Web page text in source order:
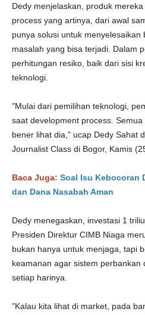
Dedy menjelaskan, produk
process yang artinya, dari awal
punya solusi untuk menyelesaikan
masalah yang bisa terjadi. Dalam
perhitungan resiko, baik dari sisi
teknologi.
"Mulai dari pemilihan teknologi,
saat development process.
bener lihat dia," ucap Dedy Sahat
Journalist Class di Bogor, Kamis
Baca Juga: Soal Isu Kebocoran
dan Dana Nasabah Aman
Dedy menegaskan, investasi 1
Presiden Direktur CIMB Niaga
bukan hanya untuk menjaga, tapi
keamanan agar sistem perbankan
setiap harinya.
"Kalau kita lihat di market, pada